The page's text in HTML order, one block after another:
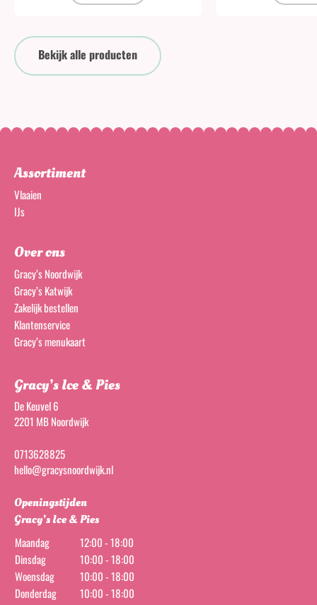
Bekijk alle producten
Assortiment
Vlaaien
IJs
Over ons
Gracy’s Noordwijk
Gracy’s Katwijk
Zakelijk bestellen
Klantenservice
Gracy’s menukaart
Gracy’s Ice & Pies
De Keuvel 6
2201 MB Noordwijk
0713628825
hello@gracysnoordwijk.nl
Openingstijden
Gracy’s Ice & Pies
Maandag
12:00 - 18:00
Dinsdag
10:00 - 18:00
Woensdag
10:00 - 18:00
Donderdag
10:00 - 18:00